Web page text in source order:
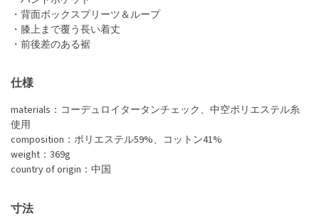
・背面ボックスプリーツ＆ループ
・膝上まで覆う長い着丈
・前後差のある裾
仕様
materials：コーデュロイタータンチェック、中空ポリエステル糸
使用
composition：ポリエステル59%、コットン41%
weight：369g
country of origin：中国
寸法